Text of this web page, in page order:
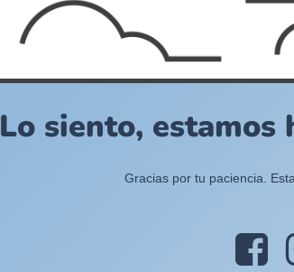
Lo siento,
Gracias por tu paciencia.